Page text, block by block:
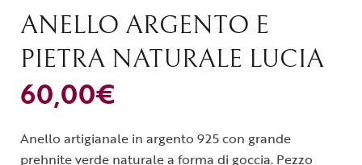
ANELLO ARGENTO E
PIETRA NATURALE LUCIA
60,00€
Anello artigianale in argento 925 con grande
prehnite verde naturale a forma di goccia. Pezzo